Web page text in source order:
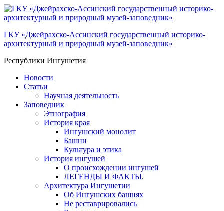
ГКУ «Джейрахско-Ассинcкий государственный историко-
архитектурный и природный музей-заповедник»
Республики Ингушетия
Новости
Статьи
Научная деятельность
Заповедник
Этнография
История края
Ингушский монолит
Башни
Культура и этика
История ингушей
О происхождении ингушей
ЛЕГЕНДЫ И ФАКТЫ.
Архитектура Ингушетии
Об Ингушских башнях
Не реставрировались